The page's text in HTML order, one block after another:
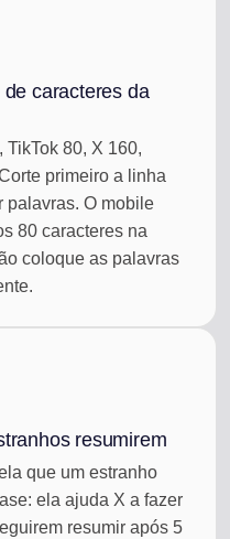
caracteres da
TikTok 80, X 160,
primeiro a linha
palavras. O mobile
80 caracteres na
coloque as palavras
resumirem
que um estranho
ela ajuda X a fazer
resumir após 5